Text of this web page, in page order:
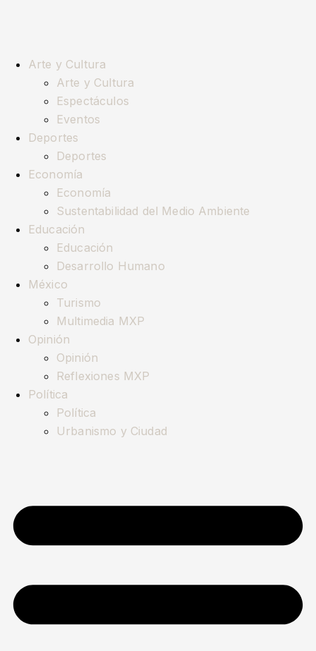
Arte y Cultura
Arte y Cultura
Espectáculos
Eventos
Deportes
Deportes
Economía
Economía
Sustentabilidad del Medio Ambiente
Educación
Educación
Desarrollo Humano
México
Turismo
Multimedia MXP
Opinión
Opinión
Reflexiones MXP
Política
Política
Urbanismo y Ciudad